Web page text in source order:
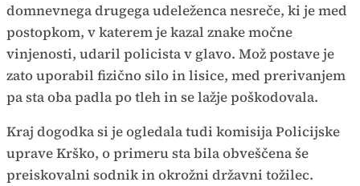
domnevnega drugega udeleženca nesreče, ki je med
postopkom, v katerem je kazal znake močne
vinjenosti, udaril policista v glavo. Mož postave je
zato uporabil fizično silo in lisice, med prerivanjem
pa sta oba padla po tleh in se lažje poškodovala.
Kraj dogodka si je ogledala tudi komisija Policijske
uprave Krško, o primeru sta bila obveščena še
preiskovalni sodnik in okrožni državni tožilec.